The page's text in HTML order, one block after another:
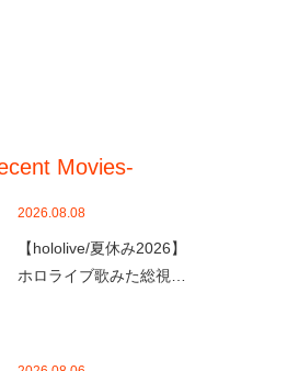
Movies-
2026.08.08
【hololive/夏休み2026】
ホロライブ歌みた総視…